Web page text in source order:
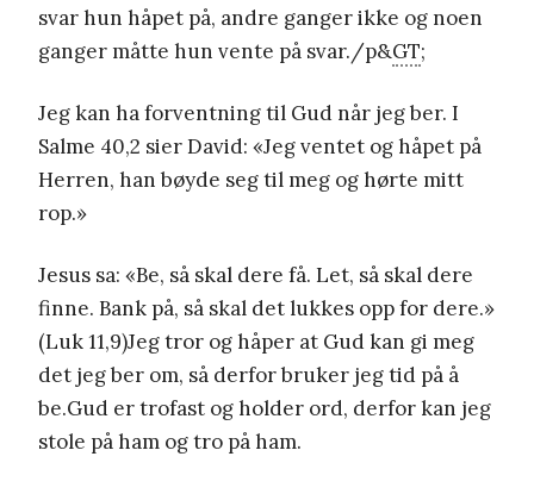
svar hun håpet på, andre ganger ikke og noen
ganger måtte hun vente på svar./p&GT;
Jeg kan ha forventning til Gud når jeg ber. I
Salme 40,2 sier David: «Jeg ventet og håpet på
Herren, han bøyde seg til meg og hørte mitt
rop.»
Jesus sa: «Be, så skal dere få. Let, så skal dere
finne. Bank på, så skal det lukkes opp for dere.»
(Luk 11,9)Jeg tror og håper at Gud kan gi meg
det jeg ber om, så derfor bruker jeg tid på å
be.Gud er trofast og holder ord, derfor kan jeg
stole på ham og tro på ham.